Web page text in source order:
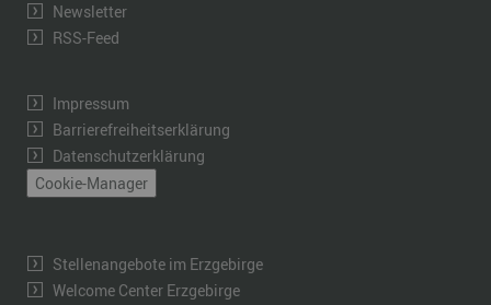
Newsletter
RSS-Feed
Impressum
Barrierefreiheitserklärung
Datenschutzerklärung
Cookie-Manager
Stellenangebote im Erzgebirge
Welcome Center Erzgebirge